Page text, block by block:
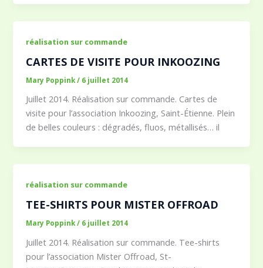
réalisation sur commande
CARTES DE VISITE POUR INKOOZING
Mary Poppink/ 6 juillet 2014
Juillet 2014. Réalisation sur commande. Cartes de
visite pour l’association Inkoozing, Saint-Étienne. Plein
de belles couleurs : dégradés, fluos, métallisés… il
réalisation sur commande
TEE-SHIRTS POUR MISTER OFFROAD
Mary Poppink/ 6 juillet 2014
Juillet 2014. Réalisation sur commande. Tee-shirts
pour l’association Mister Offroad, St-